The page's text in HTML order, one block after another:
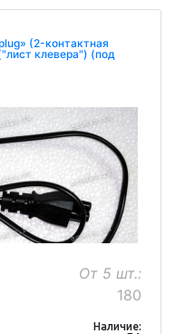
(2-контактная
клевера") (под
От 5 шт.:
180
Наличие: